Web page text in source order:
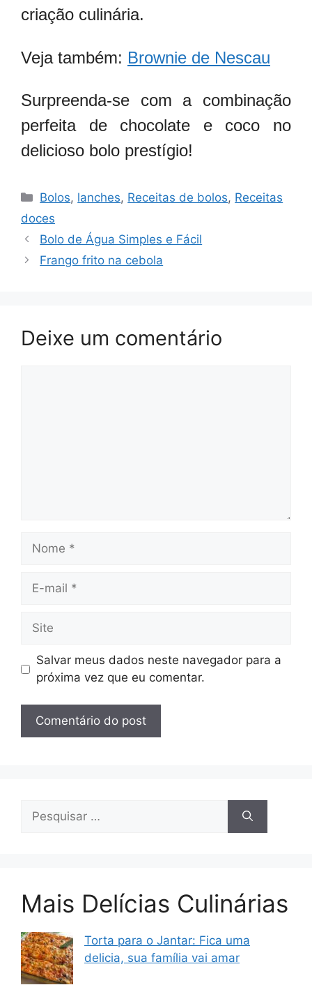
criação culinária.
Veja também: Brownie de Nescau
Surpreenda-se com a combinação
perfeita de chocolate e coco no
delicioso bolo prestígio!
Categorias
Bolos, lanches, Receitas de bolos, Receitas
doces
Bolo de Água Simples e Fácil
Frango frito na cebola
Deixe um comentário
Nome
Site
Salvar meus dados neste navegador para a
próxima vez que eu comentar.
por:
Mais Delícias Culinárias
Torta para o Jantar: Fica uma
delicia, sua família vai amar